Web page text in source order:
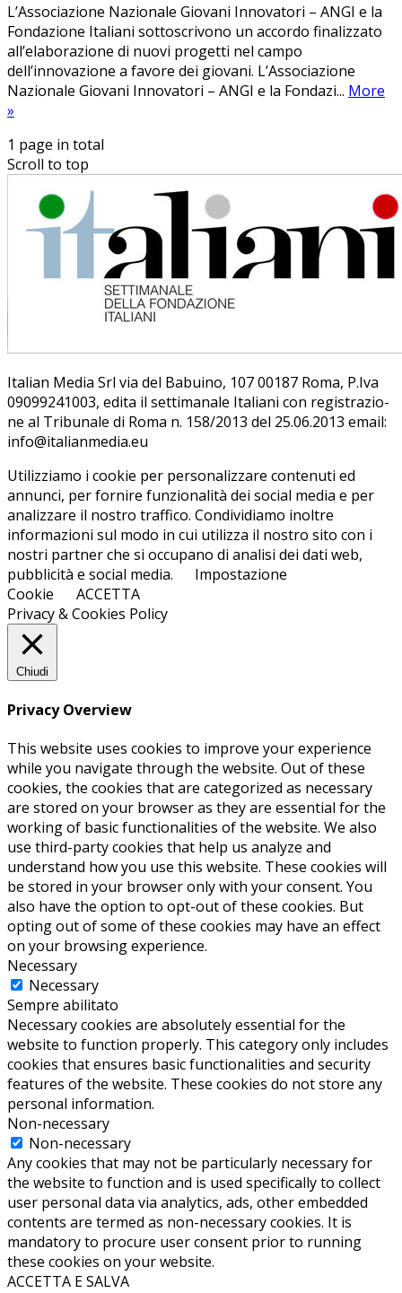
L’Associazione Nazionale Giovani Innovatori – ANGI e la
Fondazione Italiani sottoscrivono un accordo finalizzato
all’elaborazione di nuovi progetti nel campo
dell’innovazione a favore dei giovani. L’Associazione
Nazionale Giovani Innovatori – ANGI e la Fondazi... More
»
1 page in total
Scroll to top
Ita­lian Me­dia Srl via del Ba­bui­no, 107 00187 Roma, P.Iva
09099241003, edi­ta il set­ti­ma­na­le Ita­lia­ni con re­gi­stra­zio­
ne al Tri­bu­na­le di Roma n. 158/​2013 del 25.06.2013 email:
info@ita­lian­me­dia.eu
Utilizziamo i cookie per personalizzare contenuti ed
annunci, per fornire funzionalità dei social media e per
analizzare il nostro traffico. Condividiamo inoltre
informazioni sul modo in cui utilizza il nostro sito con i
nostri partner che si occupano di analisi dei dati web,
pubblicità e social media.
Impostazione
Cookie
ACCETTA
Privacy & Cookies Policy
Chiudi
Privacy Overview
This website uses cookies to improve your experience
while you navigate through the website. Out of these
cookies, the cookies that are categorized as necessary
are stored on your browser as they are essential for the
working of basic functionalities of the website. We also
use third-party cookies that help us analyze and
understand how you use this website. These cookies will
be stored in your browser only with your consent. You
also have the option to opt-out of these cookies. But
opting out of some of these cookies may have an effect
on your browsing experience.
Necessary
Necessary
Sempre abilitato
Necessary cookies are absolutely essential for the
website to function properly. This category only includes
cookies that ensures basic functionalities and security
features of the website. These cookies do not store any
personal information.
Non-necessary
Non-necessary
Any cookies that may not be particularly necessary for
the website to function and is used specifically to collect
user personal data via analytics, ads, other embedded
contents are termed as non-necessary cookies. It is
mandatory to procure user consent prior to running
these cookies on your website.
ACCETTA E SALVA